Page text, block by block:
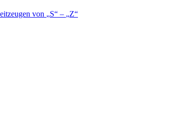
von S – Z